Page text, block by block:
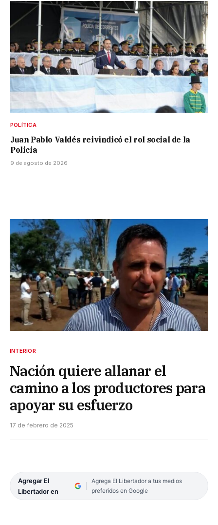
POLÍTICA
Juan Pablo Valdés reivindicó el rol social de la
Policía
9 de agosto de 2026
INTERIOR
Nación quiere allanar el
camino a los productores para
apoyar su esfuerzo
17 de febrero de 2025
Agregar El
Libertador en
Agrega El Libertador a tus medios
preferidos en Google